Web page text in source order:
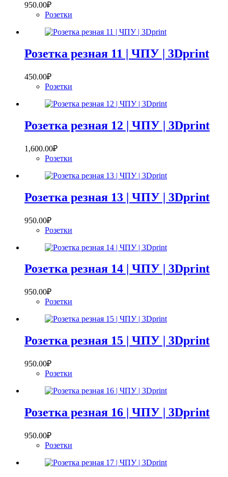
950.00₽
Розетки
Розетка резная 11 | ЧПУ | 3Dprint
450.00₽
Розетки
Розетка резная 12 | ЧПУ | 3Dprint
1,600.00₽
Розетки
Розетка резная 13 | ЧПУ | 3Dprint
950.00₽
Розетки
Розетка резная 14 | ЧПУ | 3Dprint
950.00₽
Розетки
Розетка резная 15 | ЧПУ | 3Dprint
950.00₽
Розетки
Розетка резная 16 | ЧПУ | 3Dprint
950.00₽
Розетки